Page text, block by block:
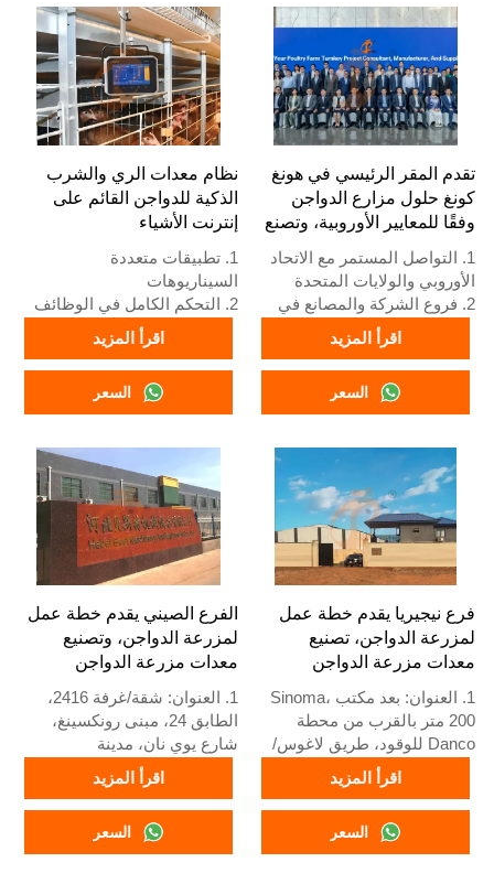
نظام معدات الري والشرب
الذكية للدواجن القائم على
إنترنت الأشياء
1. تطبيقات متعددة
السيناريوهات
2. التحكم الكامل في الوظائف
5. رقم الاستقبال / واتساب:
اقرأ المزيد
السعر
تقدم المقر الرئيسي في هونغ
كونغ حلول مزارع الدواجن
وفقًا للمعايير الأوروبية، وتصنع
معدات مزارع الدواجن
1. التواصل المستمر مع الاتحاد
الأوروبي والولايات المتحدة
2. فروع الشركة والمصانع في
الصين ونيجيريا وإثيوبيا وتنزانيا
3. جودة المنتجات مصممة
خصيصًا لمزارع الدواجن المحلية
4. مخزون معدات أقفاص
الدواجن ومزارع الدواجن متاح
5. استقبال عبر الإنترنت على
مدار 24 ساعة رقم واتساب:
+8618830120193، اتصل بنا
للحصول على معلومات كاملة
اقرأ المزيد
السعر
الفرع الصيني يقدم خطة عمل
لمزرعة الدواجن، وتصنيع
معدات مزرعة الدواجن
1. العنوان: شقة/غرفة 2416،
الطابق 24، مبنى رونكسينغ،
شارع يوي نان، مدينة
شيجياتشوانغ، مقاطعة خبي،
2. مصنع معدات أقفاص الدواجن
ومزارع الدواجن ومخزون للبيع
3. مخصص لمزارع الدواجن
اقرأ المزيد
السعر
فرع نيجيريا يقدم خطة عمل
لمزرعة الدواجن، تصنيع
معدات مزرعة الدواجن
1. العنوان: بعد مكتب Sinoma،
200 متر بالقرب من محطة
Danco للوقود، طريق لاغوس/
إيبادان السريع، ولاية لاغوس،
2. مصنع أقفاص الدواجن
ومعدات مزارع الدواجن ومخزون
للبيع
اقرأ المزيد
السعر